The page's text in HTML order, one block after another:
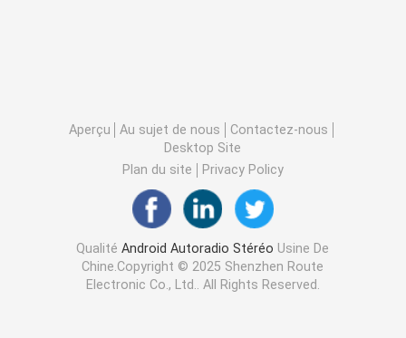
Aperçu Au sujet de nous
Contactez-nous
Desktop Site
Plan du site
Privacy Policy
QualitéAndroid Autoradio Stéréo Usine De
Chine.Copyright © 2025 Shenzhen Route
Electronic Co., Ltd.. All Rights Reserved.